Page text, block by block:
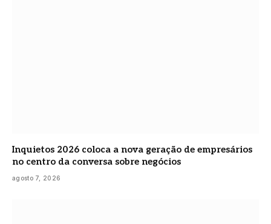
Inquietos 2026 coloca a nova geração de empresários
no centro da conversa sobre negócios
agosto 7, 2026